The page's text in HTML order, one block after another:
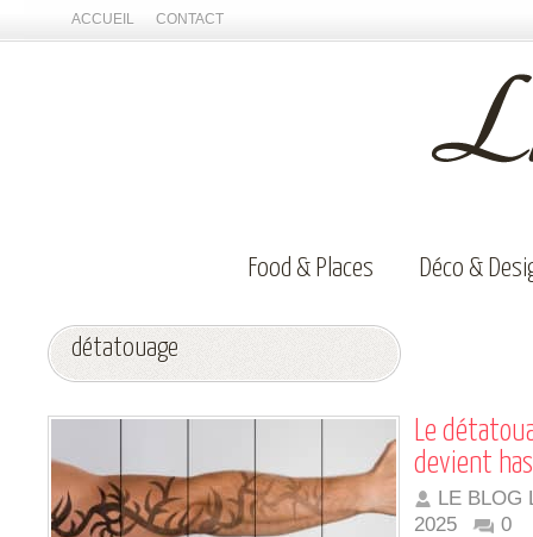
ACCUEIL CONTACT
Food & Places Déco &
détatouage
Le
devient
LE BLOG
2025
0